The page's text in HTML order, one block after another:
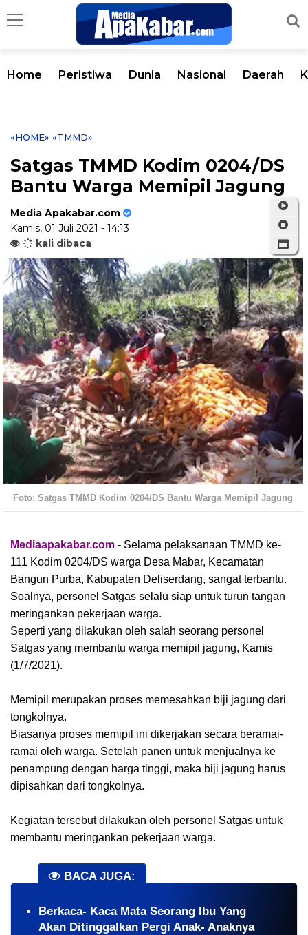
Home Peristiwa Dunia Nasional Daerah
«HOME» «TMMD»
Satgas TMMD Kodim 0204/DS
Bantu Warga Memipil Jagung
Media Apakabar.com
Kamis, 01 Juli 2021 - 14:13
kali dibaca
Foto: Satgas TMMD Kodim 0204/DS Bantu Warga Memipil Jagung
Mediaapakabar.com - Selama pelaksanaan TMMD ke-
111 Kodim 0204/DS warga Desa Mabar, Kecamatan
Bangun Purba, Kabupaten Deliserdang, sangat terbantu.
Soalnya, personel Satgas selalu siap untuk turun tangan
meringankan pekerjaan warga.
Seperti yang dilakukan oleh salah seorang personel
Satgas yang membantu warga memipil jagung, Kamis
(1/7/2021).
Memipil merupakan proses memesahkan biji jagung dari
tongkolnya.
Biasanya proses memipil ini dikerjakan secara beramai-
ramai oleh warga. Setelah panen untuk menjualnya ke
penampung dengan harga tinggi, maka biji jagung harus
dipisahkan dari tongkolnya.
Kegiatan tersebut dilakukan oleh personel Satgas untuk
membantu meringankan pekerjaan warga.
BACA JUGA:
Berkaca- Kaca Mata Seorang Ibu Yang
Akan Ditinggalkan Pergi Anak- Anaknya